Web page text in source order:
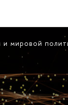
и мировой